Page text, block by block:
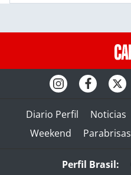
Diario Perfil Noticias
Weekend
Parabrisas
Perfil Brasil: